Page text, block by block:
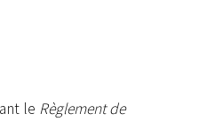
le Règlement de